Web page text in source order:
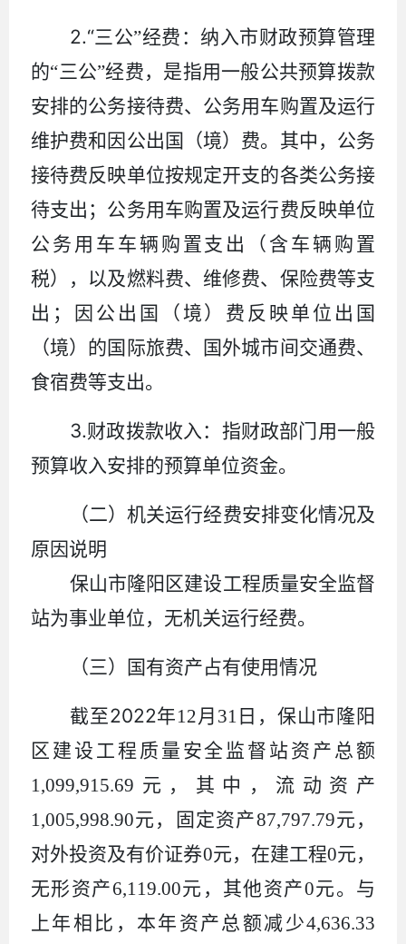
2.“三公”经费：纳入市财政预算管理
的“三公”经费，是指用一般公共预算拨款
安排的公务接待费、公务用车购置及运行
维护费和因公出国（境）费。其中，公务
接待费反映单位按规定开支的各类公务接
待支出；公务用车购置及运行费反映单位
公务用车车辆购置支出（含车辆购置
税），以及燃料费、维修费、保险费等支
出；因公出国（境）费反映单位出国
（境）的国际旅费、国外城市间交通费、
食宿费等支出。
3.财政拨款收入：指财政部门用一般
预算收入安排的预算单位资金。
（二）机关运行经费安排变化情况及
原因说明
保山市隆阳区建设工程质量安全监督
站为事业单位，无机关运行经费。
（三）国有资产占有使用情况
截至2022年12月 31 日，保山市隆阳
区建设工程质量安全监督站资产总额
1,099,915.69 元，其中，流动资产
1,005,998.90元，固定资产87,797.79元，
对外投资及有价证券0元，在建工程0元，
无形资产6,119.00元，其他资产0元。与
上年相比，本年资产总额减少4,636.33